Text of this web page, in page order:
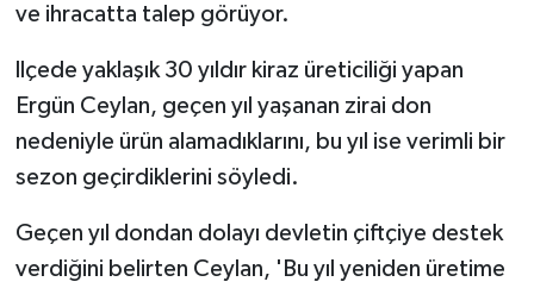
ve ihracatta talep görüyor.
llçede yaklaşık 30 yıldır kiraz üreticiliği yapan
Ergün Ceylan, geçen yıl yaşanan zirai don
nedeniyle ürün alamadıklarını, bu yıl ise verimli bir
sezon geçirdiklerini söyledi.
Geçen yıl dondan dolayı devletin çiftçiye destek
verdiğini belirten Ceylan, 'Bu yıl yeniden üretime